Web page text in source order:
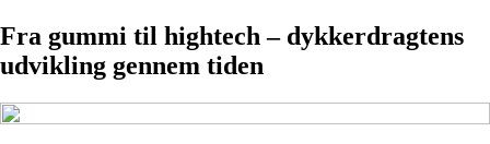
Fra gummi til hightech – dykkerdragtens
udvikling gennem tiden